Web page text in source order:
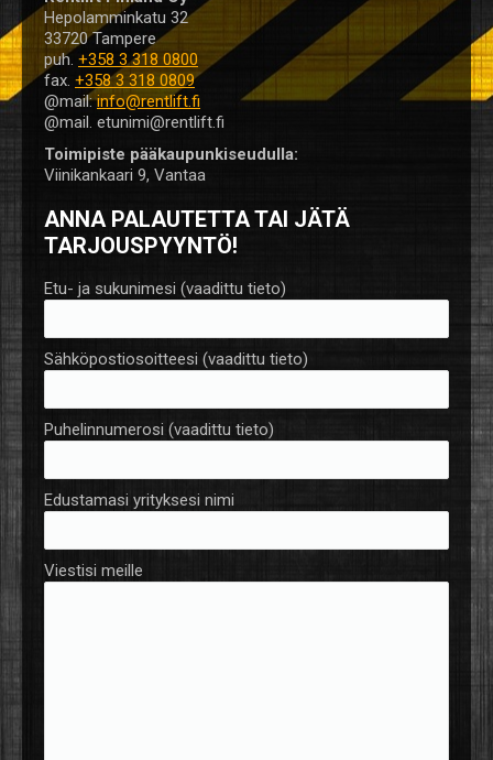
Hepolamminkatu 32
33720 Tampere
puh. +358 3 318 0800
fax. +358 3 318 0809
@mail:info@rentlift.fi
@mail. etunimi@rentlift.fi
Toimipiste pääkaupunkiseudulla:
Viinikankaari 9, Vantaa
ANNA PALAUTETTA TAI JÄTÄ
TARJOUSPYYNTÖ!
Etu- ja sukunimesi (vaadittu tieto)
Sähköpostiosoitteesi (vaadittu tieto)
Puhelinnumerosi (vaadittu tieto)
Edustamasi yrityksesi nimi
Viestisi meille